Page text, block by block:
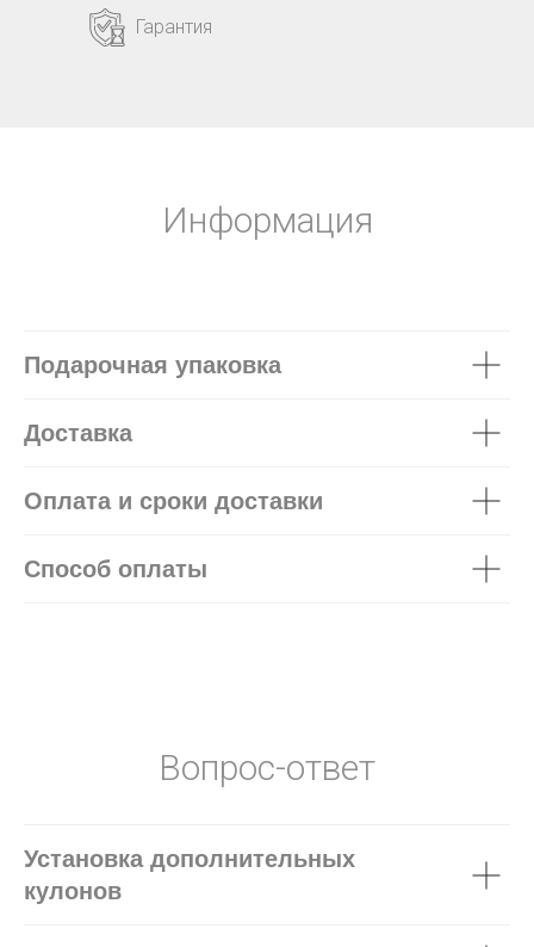
Гарантия
Информация
Подарочная упаковка
Доставка
Оплата и сроки доставки
Способ оплаты
Вопрос-ответ
Установка дополнительных
кулонов